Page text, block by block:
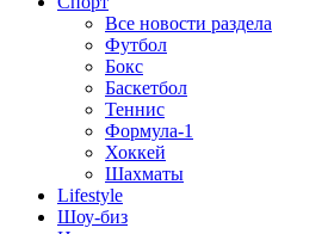
Все новости раздела
Футбол
Бокс
Баскетбол
Теннис
Формула-1
Хоккей
Шахматы
Lifestyle
Шоу-биз